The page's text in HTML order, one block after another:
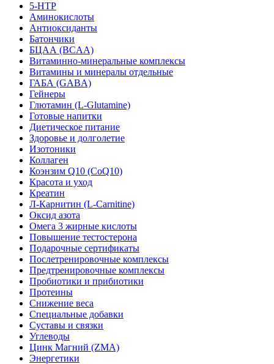
5-HTP
Аминокислоты
Антиоксиданты
Батончики
БЦАА (BCAA)
Витаминно-минеральные комплексы
Витамины и минералы отдельные
ГАБА (GABA)
Гейнеры
Глютамин (L-Glutamine)
Готовые напитки
Диетическое питание
Здоровье и долголетие
Изотоники
Коллаген
Коэнзим Q10 (CoQ10)
Красота и уход
Креатин
Л-Карнитин (L-Сarnitine)
Оксид азота
Омега 3 жирные кислоты
Повышение тестостерона
Подарочные сертификаты
Послетренировочные комплексы
Предтренировочные комплексы
Пробиотики и прибиотики
Протеины
Снижение веса
Специальные добавки
Суставы и связки
Углеводы
Цинк Магний (ZMA)
Энергетики